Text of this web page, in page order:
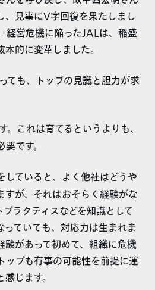
、見事にV字回復を果たしまし
経営危機に陥ったJALは、稲盛
的に変革しました。
ても、トップの見識と胆力が求
。これは育てるというよりも、
です。
していると、よく他社はどうや
すが、それはおそらく経験がな
ラクティスなどを知識として
ていても、対応力は生まれま
験があって初めて、組織に危機
ップも有事の可能性を前提に運
じます。